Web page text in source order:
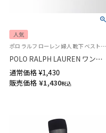
人気
ポロ ラルフ ローレン 婦人 靴下 ベストセラー
POLO RALPH LAUREN ワンポ
イント刺繍 リブ クルー丈ソッ
クス レディース 03207330
通常価格 ¥1,430
販売価格 ¥1,430税込